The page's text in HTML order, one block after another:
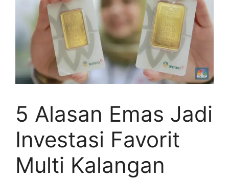
5 Alasan Emas Jadi
Investasi Favorit
Multi Kalangan